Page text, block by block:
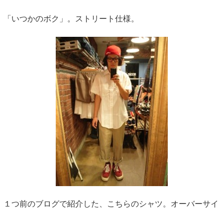
「いつかのボク」。ストリート仕様。
１つ前のブログで紹介した、こちらのシャツ。オーバーサイ